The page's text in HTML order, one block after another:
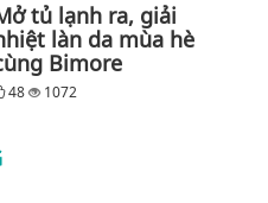
tủ lạnh ra, giải
làn da mùa hè
Bimore
48 1072